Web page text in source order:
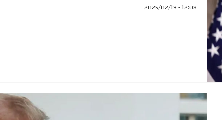
12:08 - 2025/02/19